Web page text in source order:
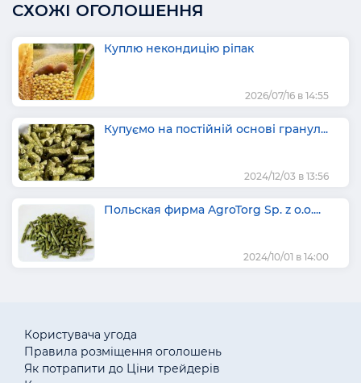
СХОЖІ ОГОЛОШЕННЯ
Куплю некондицію ріпак
2026/07/16 в 14:55
Купуємо на постійній основі гранул...
2024/12/03 в 13:56
Польская фирма AgroTorg Sp. z o.o....
2024/10/01 в 14:00
Користувача угода
Правила розміщення оголошень
Як потрапити до Ціни трейдерів